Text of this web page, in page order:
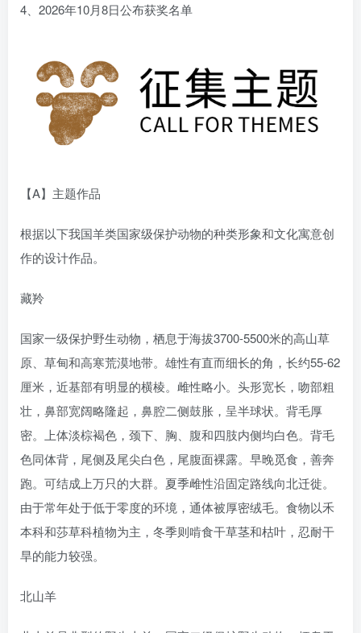
4、2026年10月8日公布获奖名单
【A】主题作品
根据以下我国羊类国家级保护动物的种类形象和文化寓意创
作的设计作品。
藏羚
国家一级保护野生动物，栖息于海拔3700-5500米的高山草
原、草甸和高寒荒漠地带。雄性有直而细长的角，长约55-62
厘米，近基部有明显的横棱。雌性略小。头形宽长，吻部粗
壮，鼻部宽阔略隆起，鼻腔二侧鼓胀，呈半球状。背毛厚
密。上体淡棕褐色，颈下、胸、腹和四肢内侧均白色。背毛
色同体背，尾侧及尾尖白色，尾腹面裸露。早晚觅食，善奔
跑。可结成上万只的大群。夏季雌性沿固定路线向北迁徙。
由于常年处于低于零度的环境，通体被厚密绒毛。食物以禾
本科和莎草科植物为主，冬季则啃食干草茎和枯叶，忍耐干
旱的能力较强。
北山羊